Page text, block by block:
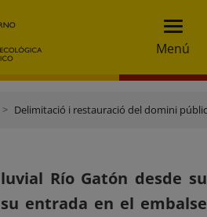
Menú
Delimitació i restauració del domini
Río Gatón desde su
entrada en el embalse